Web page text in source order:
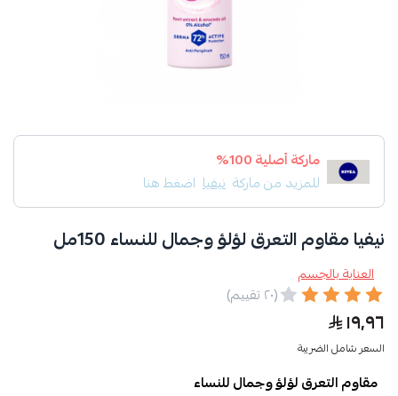
ماركة أصلية 100%
للمزيد من ماركة نيفيا اضغط هنا
نيفيا مقاوم التعرق لؤلؤ وجمال للنساء 150مل
العناية بالجسم
(٢٠ تقييم)
١٩٫٩٦
السعر شامل الضريبة
مقاوم التعرق لؤلؤ وجمال للنساء